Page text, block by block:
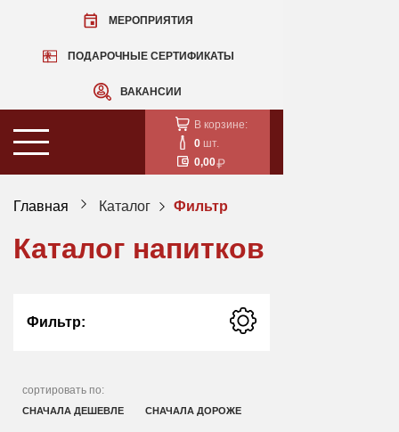
МЕРОПРИЯТИЯ
ПОДАРОЧНЫЕ СЕРТИФИКАТЫ
ВАКАНСИИ
В корзине:
0 шт.
0,00
Главная Каталог Фильтр
Каталог напитков
Фильтр:
сортировать по:
СНАЧАЛА ДЕШЕВЛЕ СНАЧАЛА ДОРОЖЕ